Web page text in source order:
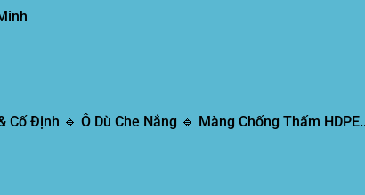
Cố Định 🔹 Ô Dù Che Nắng 🔹 Màng Chống Thấm